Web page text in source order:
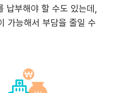
납부해야 할 수도 있는데,
가능해서 부담을 줄일 수